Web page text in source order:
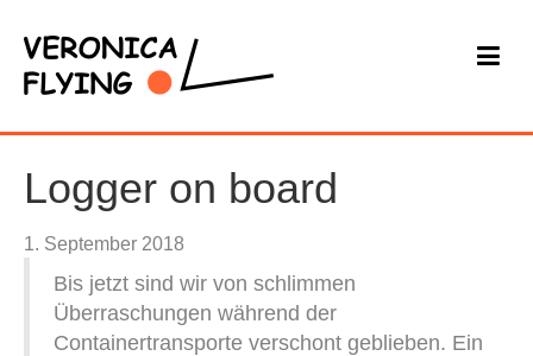
Logger on board
1. September 2018
Bis jetzt sind wir von schlimmen
Überraschungen während der
Containertransporte verschont geblieben. Ein